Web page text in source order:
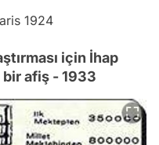
1924
için İhap
bir afiş - 1933